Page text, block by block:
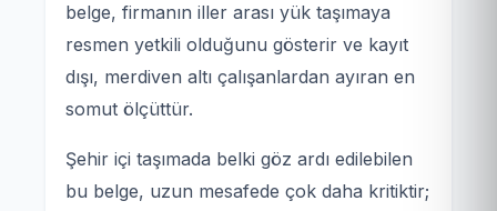
belge, firmanın iller arası yük taşımaya
resmen yetkili olduğunu gösterir ve kayıt
dışı, merdiven altı çalışanlardan ayıran en
somut ölçüttür.
Şehir içi taşımada belki göz ardı edilebilen
bu belge, uzun mesafede çok daha kritiktir;